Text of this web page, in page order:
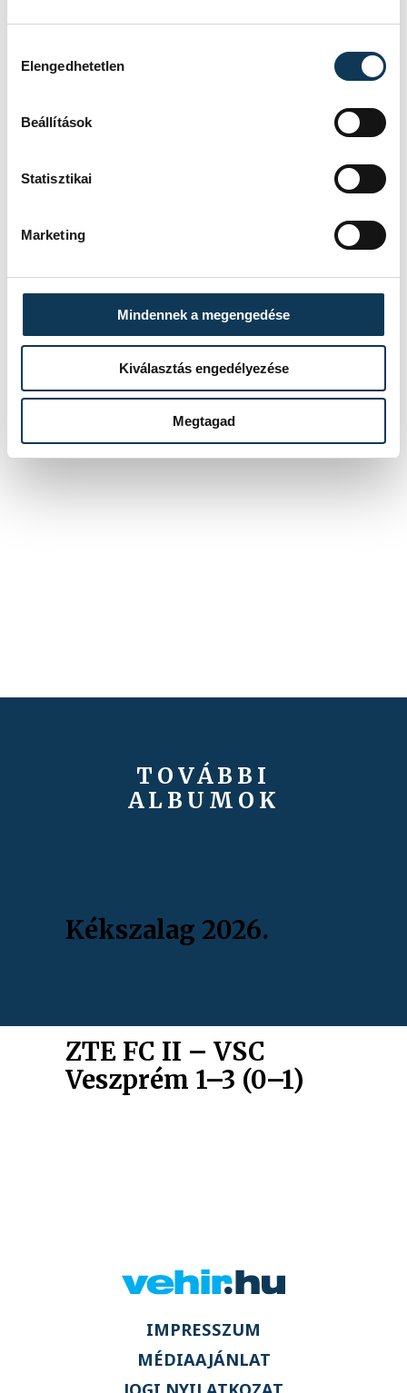
Elengedhetetlen
Beállítások
Statisztikai
Marketing
Mindennek a megengedése
Kiválasztás engedélyezése
Megtagad
TOVÁBBI
ALBUMOK
Kékszalag 2026.
ZTE FC II – VSC
Veszprém 1–3 (0–1)
IMPRESSZUM
MÉDIAAJÁNLAT